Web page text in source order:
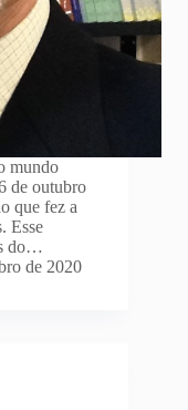
mundo
de outubro
que fez a
Esse
do…
de 2020